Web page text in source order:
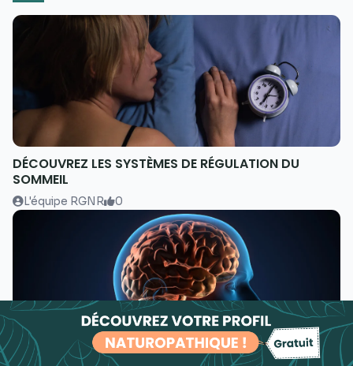
DÉCOUVREZ LES SYSTÈMES DE RÉGULATION DU
SOMMEIL
L'équipe RGNR 0
LA BARRIÈRE HÉMATO-ENCÉPHALIQUE : COMMENT